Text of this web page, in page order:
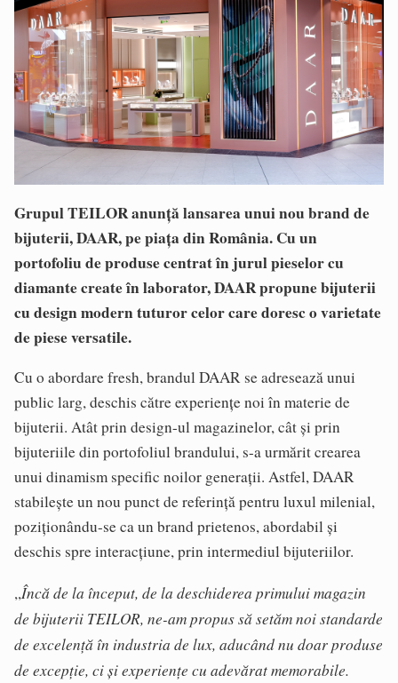
Grupul TEILOR anunță lansarea unui nou brand de
bijuterii, DAAR, pe piața din România. Cu un
portofoliu de produse centrat în jurul pieselor cu
diamante create în laborator, DAAR propune bijuterii
cu design modern tuturor celor care doresc o varietate
de piese versatile.
Cu o abordare fresh, brandul DAAR se adresează unui
public larg, deschis către experiențe noi în materie de
bijuterii. Atât prin design-ul magazinelor, cât și prin
bijuteriile din portofoliul brandului, s-a urmărit crearea
unui dinamism specific noilor generații. Astfel, DAAR
stabilește un nou punct de referință pentru luxul milenial,
poziționându-se ca un brand prietenos, abordabil și
deschis spre interacțiune, prin intermediul bijuteriilor.
,,Încă de la început, de la deschiderea primului magazin
de bijuterii TEILOR, ne-am propus să setăm noi standarde
de excelență în industria de lux, aducând nu doar produse
de excepție, ci și experiențe cu adevărat memorabile.